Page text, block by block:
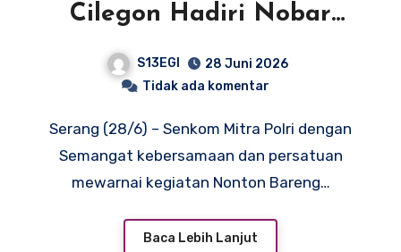
Cilegon Hadiri Nobar
Piala Dunia Bersama
Polres, Wujudkan
Elemen
S13EGI
28 Juni 2026
Tidak ada komentar
Serang (28/6) – Senkom Mitra Polri dengan
Semangat kebersamaan dan persatuan
mewarnai kegiatan Nonton Bareng…
Baca Lebih Lanjut